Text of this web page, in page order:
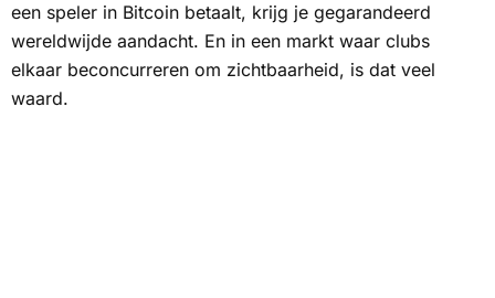
een speler in Bitcoin betaalt, krijg je gegarandeerd
wereldwijde aandacht. En in een markt waar clubs
elkaar beconcurreren om zichtbaarheid, is dat veel
waard.